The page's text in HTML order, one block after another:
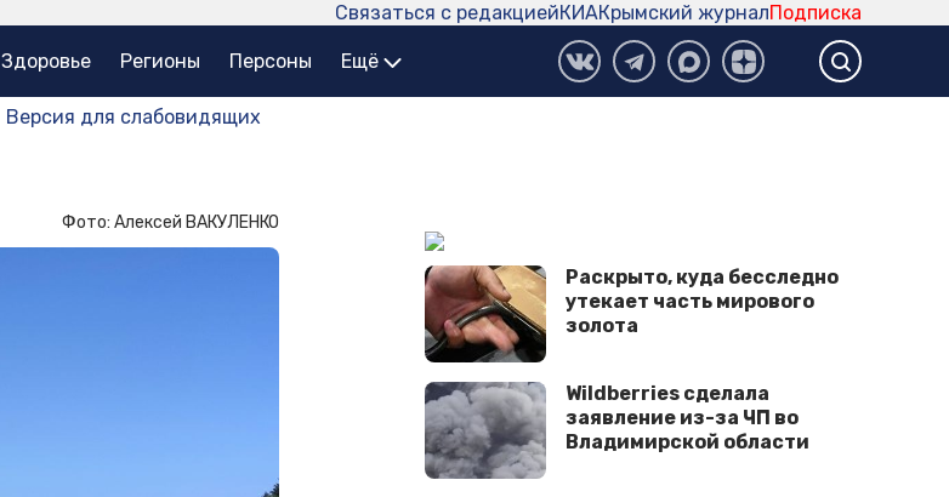
Подписка
Крымский журнал
КИА
Связаться с редакцией
Здоровье Регионы Персоны Ещё
Версия для слабовидящих
Фото: Алексей ВАКУЛЕНКО
Раскрыто, куда бесследно
утекает часть мирового
золота
Wildberries cделала
заявление из-за ЧП во
Владимирской области